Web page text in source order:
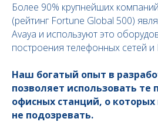
Более 90% крупнейших
(рейтинг Fortune Global 500)
Avaya и используют это
построения телефонных сетей и
Наш богатый опыт в
позволяет использовать те
офисных станций, о
не подозревать.